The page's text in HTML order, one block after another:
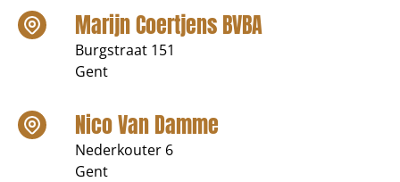
Marijn Coertjens BVBA
Burgstraat 151
Gent
Nico Van Damme
Nederkouter 6
Gent